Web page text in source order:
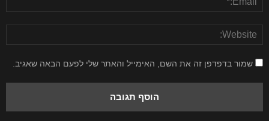
שמור בדפדפן זה את השם, האימייל והאתר שלי לפעם הבאה שאגיב.